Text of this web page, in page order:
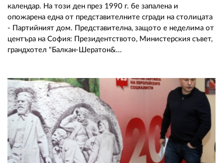
календар. На този ден през 1990 г. бе запалена и
опожарена една от представителните сгради на столицата
- Партийният дом. Представителна, защото е неделима от
центъра на София: Президентството, Министерския съвет,
грандхотел "Балкан-Шератон&...